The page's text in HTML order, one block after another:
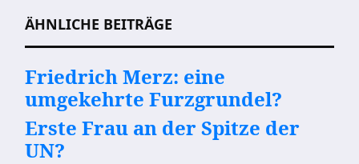
ÄHNLICHE BEITRÄGE
Friedrich Merz: eine
umgekehrte Furzgrundel?
Erste Frau an der Spitze der
UN?